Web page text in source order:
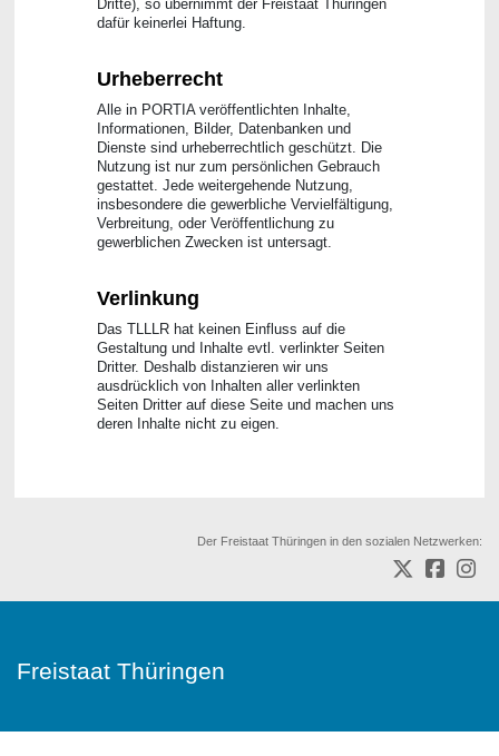
Dritte), so übernimmt der Freistaat Thüringen
dafür keinerlei Haftung.
Urheberrecht
Alle in PORTIA veröffentlichten Inhalte,
Informationen, Bilder, Datenbanken und
Dienste sind urheberrechtlich geschützt. Die
Nutzung ist nur zum persönlichen Gebrauch
gestattet. Jede weitergehende Nutzung,
insbesondere die gewerbliche Vervielfältigung,
Verbreitung, oder Veröffentlichung zu
gewerblichen Zwecken ist untersagt.
Verlinkung
Das TLLLR hat keinen Einfluss auf die
Gestaltung und Inhalte evtl. verlinkter Seiten
Dritter. Deshalb distanzieren wir uns
ausdrücklich von Inhalten aller verlinkten
Seiten Dritter auf diese Seite und machen uns
deren Inhalte nicht zu eigen.
Der Freistaat Thüringen in den sozialen Netzwerken:
Freistaat Thüringen